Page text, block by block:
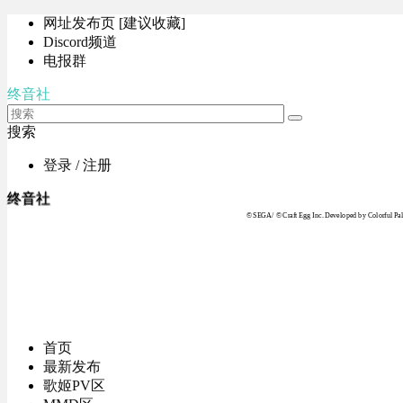
网址发布页 [建议收藏]
Discord频道
电报群
终音社
搜索
登录 / 注册
终音社
© SEGA / © Craft Egg Inc. Developed by Colorful
首页
最新发布
歌姬PV区